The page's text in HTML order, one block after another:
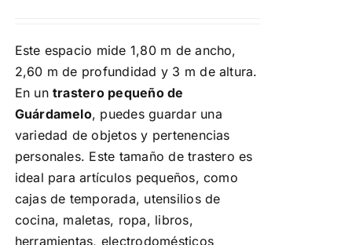
Este espacio mide 1,80 m de ancho,
2,60 m de profundidad y 3 m de altura.
En un trastero pequeño de
Guárdamelo, puedes guardar una
variedad de objetos y pertenencias
personales. Este tamaño de trastero es
ideal para artículos pequeños, como
cajas de temporada, utensilios de
cocina, maletas, ropa, libros,
herramientas, electrodomésticos